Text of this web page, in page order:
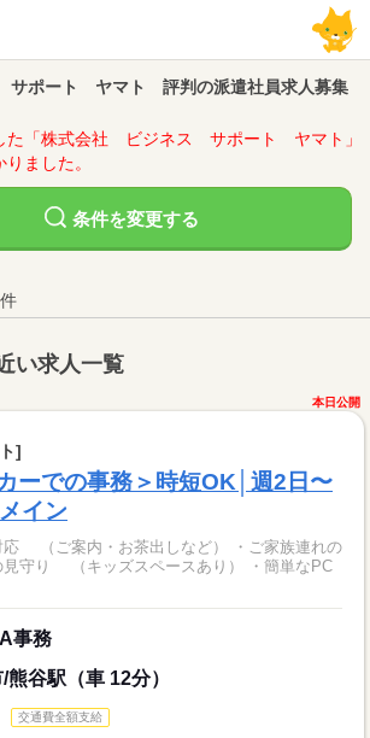
ポート ヤマト 評判の派遣社員求人募集
た「株式会社 ビジネス サポート ヤマト」
ました。
条件を変更する
件
い求人一覧
本日公開
]
ーでの事務＞時短OK│週2日〜
イン
（キッズスペースあり） ・簡単なPC
事務
谷駅（車 12分）
交通費全額支給